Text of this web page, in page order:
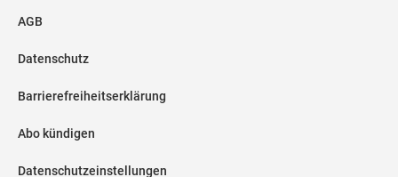
AGB
Datenschutz
Barrierefreiheitserklärung
Abo kündigen
Datenschutzeinstellungen